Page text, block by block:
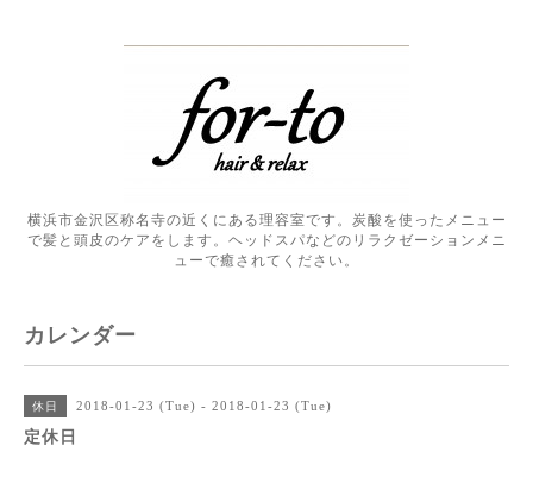
横浜市金沢区称名寺の近くにある理容室です。炭酸を使ったメニュー
で髪と頭皮のケアをします。ヘッドスパなどのリラクゼーションメニ
ューで癒されてください。
カレンダー
休日 2018-01-23 (Tue) - 2018-01-23 (Tue)
定休日